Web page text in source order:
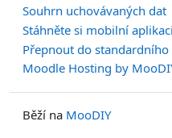
Souhrn uchovávaných dat
Stáhněte si mobilní aplikaci
Přepnout do
Moodle Hosting by
Běží na MooDIY